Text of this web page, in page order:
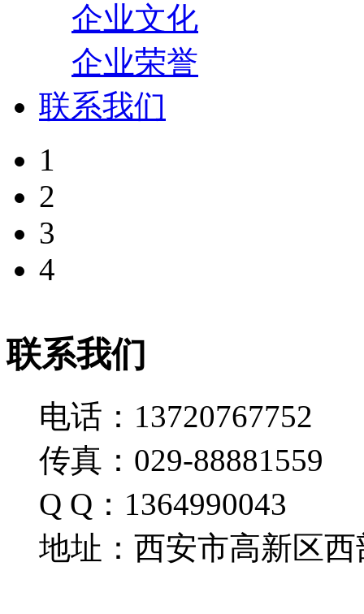
企业文化
企业荣誉
联系我们
1
2
3
4
联系我们
电话：13720767752
传真：029-88881559
Q Q：1364990043
地址：西安市高新区西